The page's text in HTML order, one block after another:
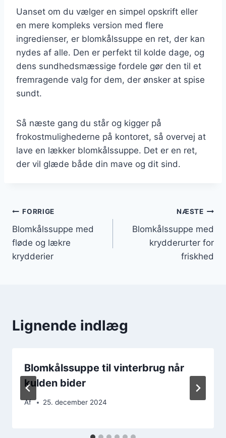
Uanset om du vælger en simpel opskrift eller
en mere kompleks version med flere
ingredienser, er blomkålssuppe en ret, der kan
nydes af alle. Den er perfekt til kolde dage, og
dens sundhedsmæssige fordele gør den til et
fremragende valg for dem, der ønsker at spise
sundt.
Så næste gang du står og kigger på
frokostmulighederne på kontoret, så overvej at
lave en lækker blomkålssuppe. Det er en ret,
der vil glæde både din mave og dit sind.
Indlægsnavigation
FORRIGE
Blomkålssuppe med
fløde og lækre
krydderier
NÆSTE
Blomkålssuppe med
krydderurter for
friskhed
Lignende indlæg
Blomkålssuppe til vinterbrug når
kulden bider
Af 25. december 2024